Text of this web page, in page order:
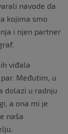
navode da
kojima smo
i njen partner
viđala
Međutim, u
dolazi u radnju
a ona mi je
naša